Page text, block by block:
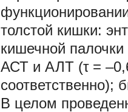
толстой кишки:
кишечной
АСТ и АЛТ (τ =
соответственно);
В целом